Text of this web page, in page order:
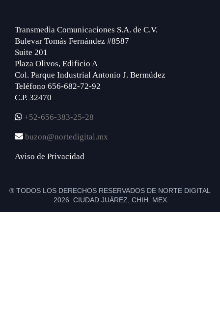
Transmedia Comunicaciones S.A. de C.V.
Bulevar Tomás Fernández #8587
Suite 201
Plaza Olivos, Edificio A
Col. Parque Industrial Antonio J. Bermúdez
Teléfono 656-682-72-92
C.P. 32470
+52-656-383-25-28
buzon@nortedigital.mx
Aviso de Privacidad
® TODOS LOS DERECHOS RESERVADOS DE NORTE DIGITAL
2026 CIUDAD JUÁREZ, CHIH. MEX.